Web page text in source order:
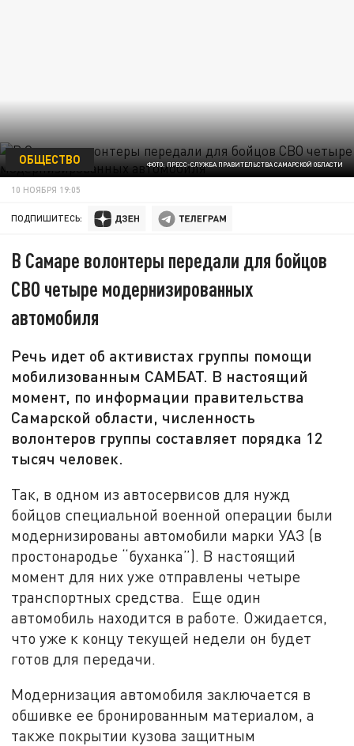
ФОТО: ПРЕСС-СЛУЖБА ПРАВИТЕЛЬСТВА САМАРСКОЙ ОБЛАСТИ
ОБЩЕСТВО
10 НОЯБРЯ 19:05
ПОДПИШИТЕСЬ:
В Самаре волонтеры передали для бойцов
СВО четыре модернизированных
автомобиля
Речь идет об активистах группы помощи
мобилизованным САМБАТ. В настоящий
момент, по информации правительства
Самарской области, численность
волонтеров группы составляет порядка 12
тысяч человек.
Так, в одном из автосервисов для нужд
бойцов специальной военной операции были
модернизированы автомобили марки УАЗ (в
простонародье “буханка”). В настоящий
момент для них уже отправлены четыре
транспортных средства. Еще один
автомобиль находится в работе. Ожидается,
что уже к концу текущей недели он будет
готов для передачи.
Модернизация автомобиля заключается в
обшивке ее бронированным материалом, а
также покрытии кузова защитным